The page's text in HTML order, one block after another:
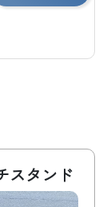
スタンド